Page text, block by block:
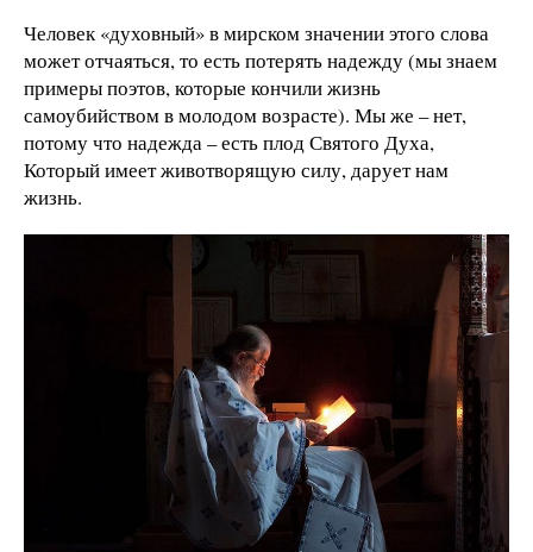
Человек «духовный» в мирском значении этого слова
может отчаяться, то есть потерять надежду (мы знаем
примеры поэтов, которые кончили жизнь
самоубийством в молодом возрасте). Мы же – нет,
потому что надежда – есть плод Святого Духа,
Который имеет животворящую силу, дарует нам
жизнь.